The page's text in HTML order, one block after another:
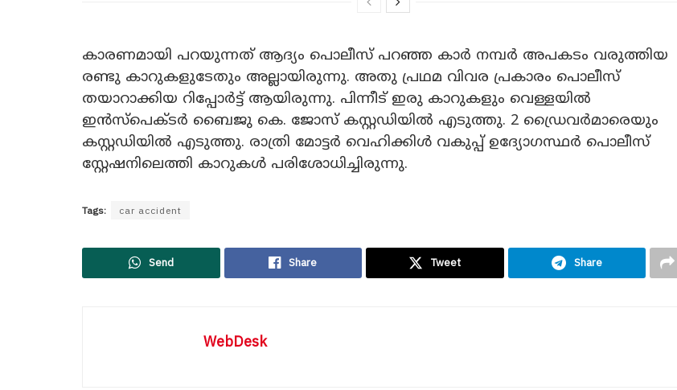
കാരണമായി പറയുന്നത് ആദ്യം പൊലീസ് പറഞ്ഞ കാർ നമ്പർ അപകടം വരുത്തിയ
രണ്ടു കാറുകളുടേതും അല്ലായിരുന്നു. അതു പ്രഥമ വിവര പ്രകാരം പൊലീസ്
തയാറാക്കിയ റിപ്പോർട്ട് ആയിരുന്നു. പിന്നീട് ഇരു കാറുകളും വെള്ളയിൽ
ഇൻസ്പെക്ടർ ബൈജു കെ. ജോസ് കസ്റ്റഡിയിൽ എടുത്തു. 2 ഡ്രൈവർമാരെയും
കസ്റ്റഡിയിൽ എടുത്തു. രാത്രി മോട്ടർ വെഹിക്കിൾ വകുപ്പ് ഉദ്യോഗസ്ഥർ പൊലീസ്
സ്റ്റേഷനിലെത്തി കാറുകൾ പരിശോധിച്ചിരുന്നു.
Tags: car accident
Send Share Tweet Share
WebDesk